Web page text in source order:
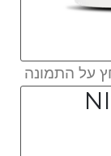
על התמונה